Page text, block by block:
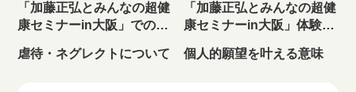
「加藤正弘とみんなの超健
康セミナーin大阪」での不
「加藤正弘とみんなの超健
康セミナーin大阪」体験レ
虐待・ネグレクトについて
個人的願望を叶える意味